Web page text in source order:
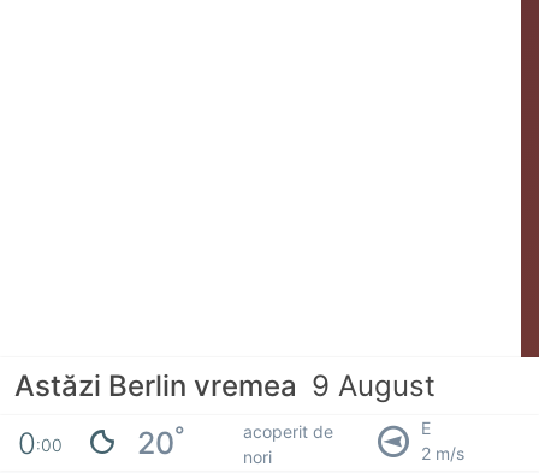
Astăzi Berlin vremea 9 August
0:00 20°
acoperit de
nori
E
2 m/s